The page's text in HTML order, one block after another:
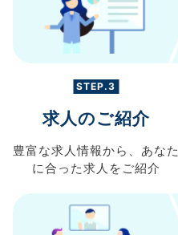
STEP.3
求人のご紹介
豊富な求人情報から、 あなた
に合った求人を ご紹介